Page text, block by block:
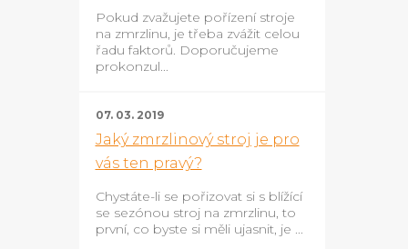
Pokud zvažujete pořízení stroje
na zmrzlinu, je třeba zvážit celou
řadu faktorů. Doporučujeme
prokonzul...
07. 03. 2019
Jaký zmrzlinový stroj je pro
vás ten pravý?
Chystáte-li se pořizovat si s blížící
se sezónou stroj na zmrzlinu, to
první, co byste si měli ujasnit, je ...